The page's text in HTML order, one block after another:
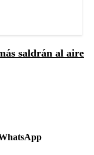
saldrán al aire